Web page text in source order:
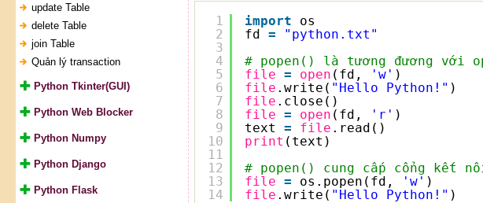
update Table
delete Table
join Table
Quản lý transaction
Python Tkinter(GUI)
Python Web Blocker
Python Numpy
Python Django
Python Flask
1
2
3
4
5
6
7
8
9
10
11
12
13
14
import
os
fd =
"python.txt"
# popen() là tương đương với
file = open (fd, 'w' )
file .write( "Hello Python!" )
file .close()
file = open (fd, 'r' )
text = file .read()
print (text)
# popen() cung cấp cổng
file = os.popen(fd, 'w' )
file .write( "Hello Python!" )